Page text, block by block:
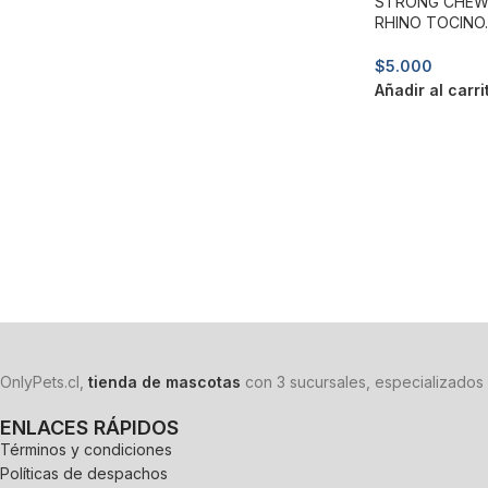
RHINO TOCINO.
$5.000
Añadir al
OnlyPets.cl, tienda de mascotas con 3 sucursales,
ENLACES RÁPIDOS
Términos y condiciones
Políticas de despachos